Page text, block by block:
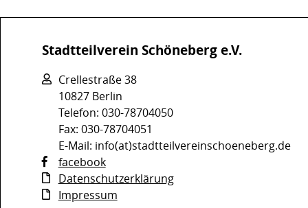
Stadtteilverein Schöneberg e.V.
Crellestraße 38
10827 Berlin
Telefon: 030-78704050
Fax: 030-78704051
E-Mail: info(at)stadtteilvereinschoeneberg.de
facebook
Datenschutzerklärung
Impressum